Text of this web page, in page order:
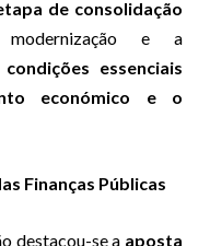
de consolidação
e a
condições essenciais
económico e o
Finanças Públicas
destacou-se a aposta